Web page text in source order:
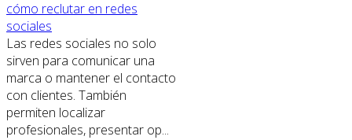
cómo reclutar en redes
sociales
Las redes sociales no solo
sirven para comunicar una
marca o mantener el contacto
con clientes. También
permiten localizar
profesionales, presentar op...